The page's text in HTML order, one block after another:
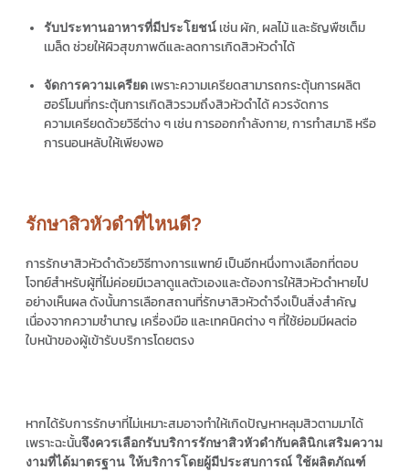
รับประทานอาหารที่มีประโยชน์ เช่น ผัก, ผลไม้ และธัญพืชเต็ม
เมล็ด ช่วยให้ผิวสุขภาพดีและลดการเกิดสิวหัวดำได้
จัดการความเครียด เพราะความเครียดสามารถกระตุ้นการผลิต
ฮอร์โมนที่กระตุ้นการเกิดสิวรวมถึงสิวหัวดำได้ ควรจัดการ
ความเครียดด้วยวิธีต่าง ๆ เช่น การออกกำลังกาย, การทำสมาธิ หรือ
การนอนหลับให้เพียงพอ
รักษาสิวหัวดำที่ไหนดี?
การรักษาสิวหัวดำด้วยวิธีทางการแพทย์ เป็นอีกหนึ่งทางเลือกที่ตอบ
โจทย์สำหรับผู้ที่ไม่ค่อยมีเวลาดูแลตัวเองและต้องการให้สิวหัวดำหายไป
อย่างเห็นผล ดังนั้นการเลือกสถานที่รักษาสิวหัวดำจึงเป็นสิ่งสำคัญ
เนื่องจากความชำนาญ เครื่องมือ และเทคนิคต่าง ๆ ที่ใช้ย่อมมีผลต่อ
ใบหน้าของผู้เข้ารับบริการโดยตรง
หากได้รับการรักษาที่ไม่เหมาะสมอาจทำให้เกิดปัญหาหลุมสิวตามมาได้
เพราะฉะนั้นจึงควรเลือกรับบริการรักษาสิวหัวดำกับคลินิกเสริมความ
งามที่ได้มาตรฐาน ให้บริการโดยผู้มีประสบการณ์ ใช้ผลิตภัณฑ์